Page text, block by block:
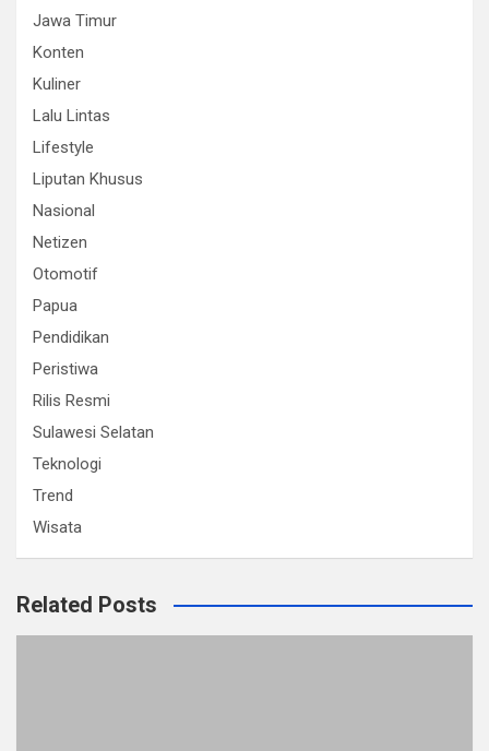
Jawa Timur
Konten
Kuliner
Lalu Lintas
Lifestyle
Liputan Khusus
Nasional
Netizen
Otomotif
Papua
Pendidikan
Peristiwa
Rilis Resmi
Sulawesi Selatan
Teknologi
Trend
Wisata
Related Posts